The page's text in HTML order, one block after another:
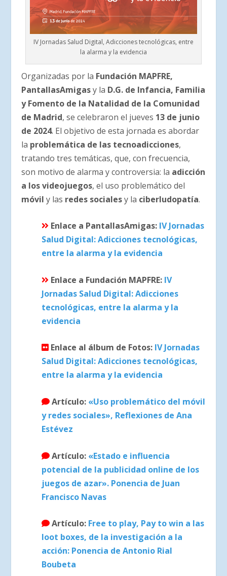
IV Jornadas Salud Digital, Adicciones tecnológicas, entre
la alarma y la evidencia
Organizadas por la Fundación MAPFRE,
PantallasAmigasy la D.G. de Infancia, Familia
y Fomento de la Natalidad de la Comunidad
de Madrid, se celebraron el jueves 13 de junio
de 2024. El objetivo de esta jornada es abordar
la problemática de las tecnoadicciones,
tratando tres temáticas, que, con frecuencia,
son motivo de alarma y controversia: la adicción
a los videojuegos, el uso problemático del
móvil y las redes socialesy la ciberludopatía.
Enlace a PantallasAmigas: IV Jornadas
Salud Digital: Adicciones tecnológicas,
entre la alarma y la evidencia
Enlace a Fundación MAPFRE: IV
Jornadas Salud Digital: Adicciones
tecnológicas, entre la alarma y la
evidencia
Enlace al álbum de Fotos: IV Jornadas
Salud Digital: Adicciones tecnológicas,
entre la alarma y la evidencia
Artículo: «Uso problemático del móvil
y redes sociales», Reflexiones de Ana
Estévez
Artículo: «Estado e influencia
potencial de la publicidad online de los
juegos de azar». Ponencia de Juan
Francisco Navas
Artículo: Free to play, Pay to win a las
loot boxes, de la investigación a la
acción: Ponencia de Antonio Rial
Boubeta